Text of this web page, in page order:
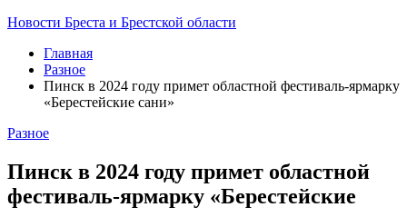
Новости Бреста и Брестской области
Главная
Разное
Пинск в 2024 году примет областной фестиваль-ярмарку
«Берестейские сани»
Разное
Пинск в 2024 году примет областной
фестиваль-ярмарку «Берестейские